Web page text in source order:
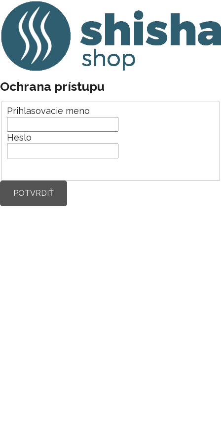
Ochrana prístupu
Prihlasovacie meno
Heslo
POTVRDIŤ